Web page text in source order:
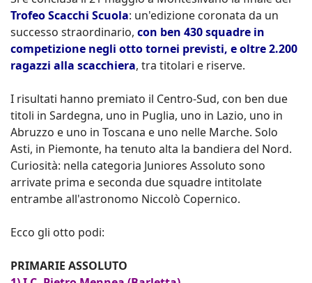
Trofeo Scacchi Scuola: un'edizione coronata da un
successo straordinario, con ben 430 squadre in
competizione negli otto tornei previsti, e oltre 2.200
ragazzi alla scacchiera, tra titolari e riserve.
I risultati hanno premiato il Centro-Sud, con ben due
titoli in Sardegna, uno in Puglia, uno in Lazio, uno in
Abruzzo e uno in Toscana e uno nelle Marche. Solo
Asti, in Piemonte, ha tenuto alta la bandiera del Nord.
Curiosità: nella categoria Juniores Assoluto sono
arrivate prima e seconda due squadre intitolate
entrambe all'astronomo Niccolò Copernico.
Ecco gli otto podi:
PRIMARIE ASSOLUTO